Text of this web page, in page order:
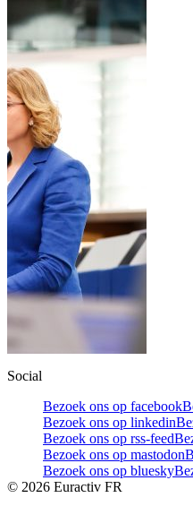
Social
Bezoek ons op facebook
Bezoek ons op linkedin
Bezoek ons op rss-feed
Bezoek ons op mastodon
Bezoek ons op bluesky
© 2026 Euractiv FR